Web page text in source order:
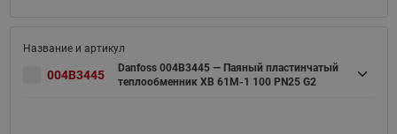
004B3445
Danfoss 004B3445 — Паяный пластинчатый
теплообменник XB 61M-1 100 PN25 G2